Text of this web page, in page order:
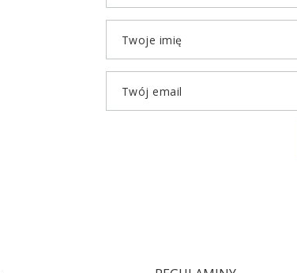
Twoje imię
Twój email